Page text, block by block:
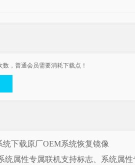
，普通会员需要消耗下载点！
统下载原厂OEM系统恢复镜像
属性专属联机支持标志、系统属